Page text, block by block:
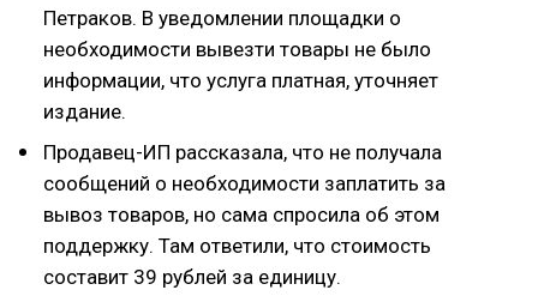
Петраков. В уведомлении площадки о
необходимости вывезти товары не было
информации, что услуга платная, уточняет
издание.
Продавец-ИП рассказала, что не получала
сообщений о необходимости заплатить за
вывоз товаров, но сама спросила об этом
поддержку. Там ответили, что стоимость
составит 39 рублей за единицу.